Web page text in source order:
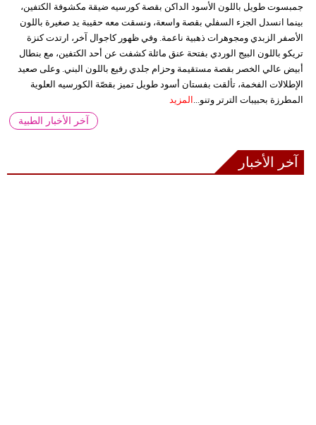
جمبسوت طويل باللون الأسود الداكن بقصة كورسيه ضيقة مكشوفة الكتفين،
بينما انسدل الجزء السفلي بقصة واسعة، ونسقت معه حقيبة يد صغيرة باللون
الأصفر الزبدي ومجوهرات ذهبية ناعمة. وفي ظهور كاجوال آخر، ارتدت كنزة
تريكو باللون البيج الوردي بفتحة عنق مائلة كشفت عن أحد الكتفين، مع بنطال
أبيض عالي الخصر بقصة مستقيمة وحزام جلدي رفيع باللون البني. وعلى صعيد
الإطلالات الفخمة، تألقت بفستان أسود طويل تميز بقصّة الكورسيه العلوية
المطرزة بحبيبات الترتر وتنو... المزيد
آخر الأخبار الطبية
آخر الأخبار